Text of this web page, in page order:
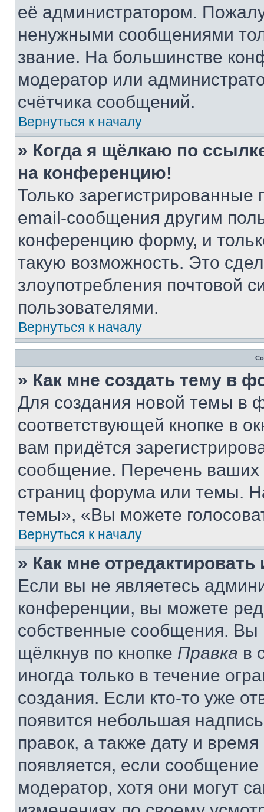
её администратором.
ненужными сообщениями
звание. На большинстве
модератор или
счётчика сообщений.
Вернуться к началу
» Когда я щёлкаю по
на конференцию!
Только зарегистрированные
email-сообщения другим
конференцию форму, и
такую возможность. Это
злоупотребления почтовой
пользователями.
Вернуться к началу
» Как мне создать тему в
Для создания новой темы в
соответствующей кнопке в
вам придётся
сообщение. Перечень ваших
страниц форума или темы.
темы», «Вы можете
Вернуться к началу
» Как мне
Если вы не являетесь
конференции, вы можете
собственные сообщения. Вы
щёлкнув по кнопке Правка в
иногда только в течение
создания. Если кто-то уже
появится небольшая
правок, а также дату и
появляется, если
модератор, хотя они могут